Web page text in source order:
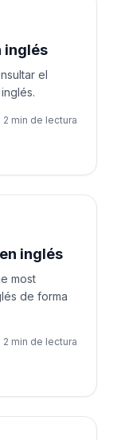
inglés
el
2 min de lectura
inglés
most
de forma
2 min de lectura